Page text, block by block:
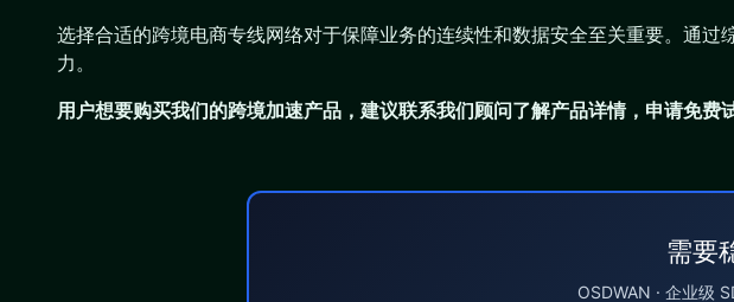
选择合适的跨境电商专线网络对于保障业务的连续性和数据安全至关重要。通
力。
用户想要购买我们的跨境加速产品 ，建议联系我们顾问了解产品详情，申请免
需要
OSDWAN · 企业级